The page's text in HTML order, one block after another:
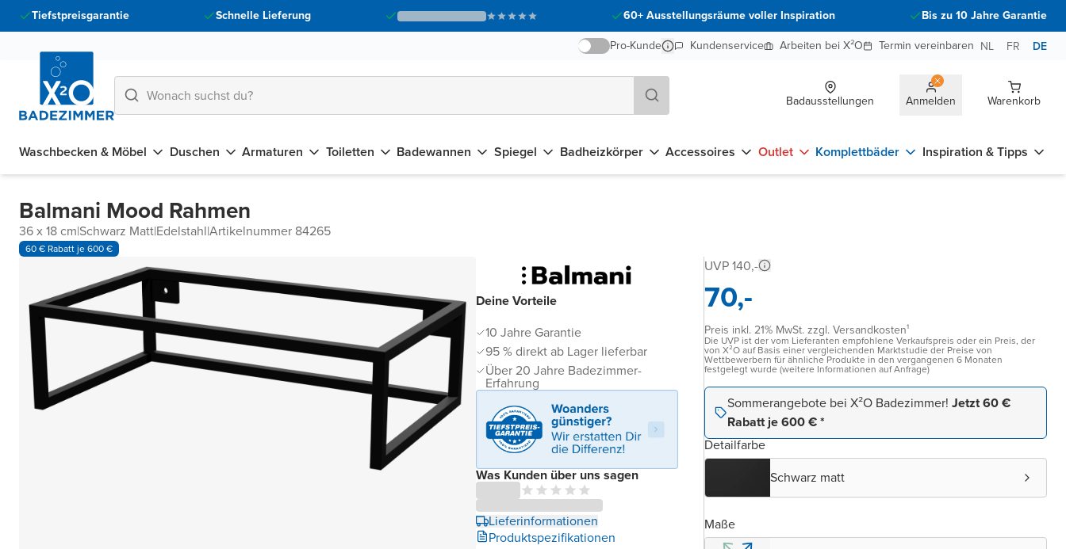
Tiefstpreisgarantie Schnelle Lieferung 60+ Ausstellungsräume voller Inspiration
Bis zu 10 Jahre Garantie
Pro-Kunde
Kundenservice Arbeiten bei X²O Termin vereinbaren NL FR DE
Badausstellungen Anmelden Warenkorb
Waschbecken & Möbel Duschen Armaturen Toiletten Badewannen Spiegel Badheizkörper Accessoires Outlet Komplettbäder Inspiration & Tipps
Balmani Mood Rahmen
36 x 18 cm|Schwarz Matt|Edelstahl|Artikelnummer 84265
60 € Rabatt je 600 €
Deine Vorteile
10 Jahre Garantie
95 % direkt ab Lager lieferbar
Über 20 Jahre Badezimmer-
Erfahrung
Was Kunden über uns sagen
Lieferinformationen
Produktspezifikationen
UVP 140,-
70,-
Preis inkl. 21% MwSt. zzgl. Versandkosten¹
Die UVP ist der vom Lieferanten empfohlene Verkaufspreis oder ein Preis, der
von X²O auf Basis einer vergleichenden Marktstudie der Preise von
Wettbewerbern für ähnliche Produkte in den vergangenen 6 Monaten
festgelegt wurde (weitere Informationen auf Anfrage)
Sommerangebote bei X²O Badezimmer! Jetzt 60 €
Rabatt je 600 € *
Detailfarbe
Schwarz matt
Maße